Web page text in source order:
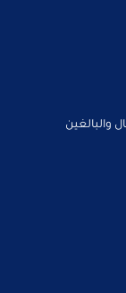
والبالغين